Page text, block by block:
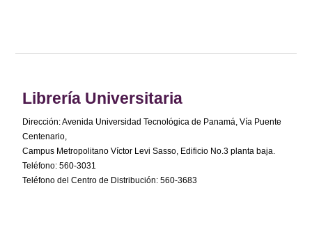
Librería Universitaria
Dirección: Avenida Universidad Tecnológica de Panamá, Vía Puente
Centenario,
Campus Metropolitano Víctor Levi Sasso, Edificio No.3 planta baja.
Teléfono: 560-3031
Teléfono del Centro de Distribución: 560-3683